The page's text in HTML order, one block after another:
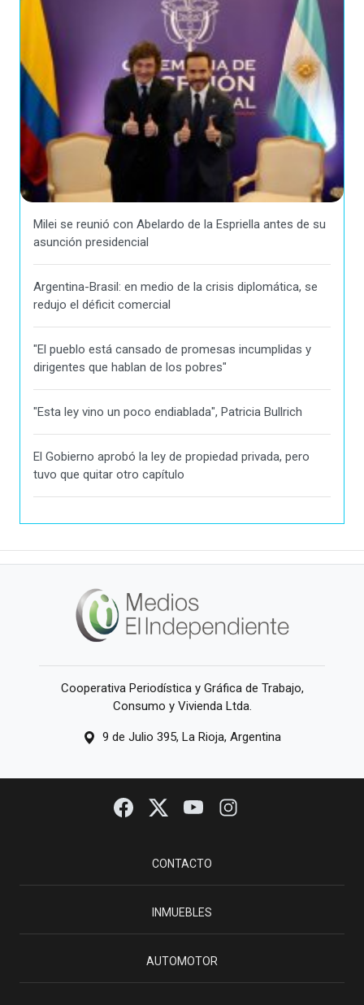
Milei se reunió con Abelardo de la Espriella antes de su
asunción presidencial
Argentina-Brasil: en medio de la crisis diplomática, se
redujo el déficit comercial
"El pueblo está cansado de promesas incumplidas y
dirigentes que hablan de los pobres"
"Esta ley vino un poco endiablada", Patricia Bullrich
El Gobierno aprobó la ley de propiedad privada, pero
tuvo que quitar otro capítulo
Cooperativa Periodística y Gráfica de Trabajo,
Consumo y Vivienda Ltda.
9 de Julio 395, La Rioja, Argentina
CONTACTO
INMUEBLES
AUTOMOTOR